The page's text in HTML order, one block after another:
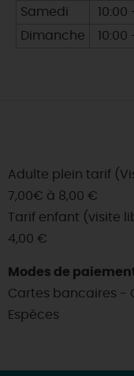
Samedi
10:00
Dimanche
10:00
Adulte plein tarif
7,00€ à 8,00 €
Tarif enfant (visite
4,00 €
Modes de
Cartes bancaires -
Espèces